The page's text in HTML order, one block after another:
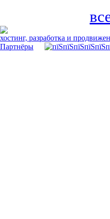
хостинг, разработка и
Партнёры